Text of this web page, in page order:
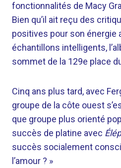
fonctionnalités de Macy
Bien qu’il ait reçu des
positives pour son énergie
échantillons intelligents,
sommet de la 129e place
Cinq ans plus tard, avec
groupe de la côte ouest
que groupe plus orienté
succès de platine avec
succès socialement
l’amour ? »